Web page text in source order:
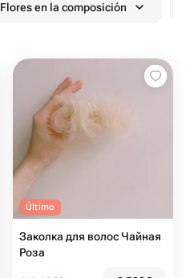
Flores en la composición
Último
Заколка для волос Чайная
Роза